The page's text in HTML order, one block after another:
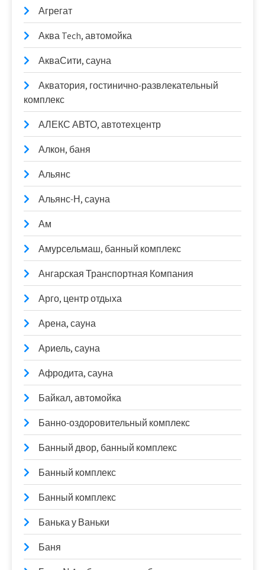
Агрегат
Аква Tech, автомойка
АкваСити, сауна
Акватория, гостинично-развлекательный
комплекс
АЛЕКС АВТО, автотехцентр
Алкон, баня
Альянс
Альянс-Н, сауна
Ам
Амурсельмаш, банный комплекс
Ангарская Транспортная Компания
Арго, центр отдыха
Арена, сауна
Ариель, сауна
Афродита, сауна
Байкал, автомойка
Банно-оздоровительный комплекс
Банный двор, банный комплекс
Банный комплекс
Банный комплекс
Банька у Ваньки
Баня